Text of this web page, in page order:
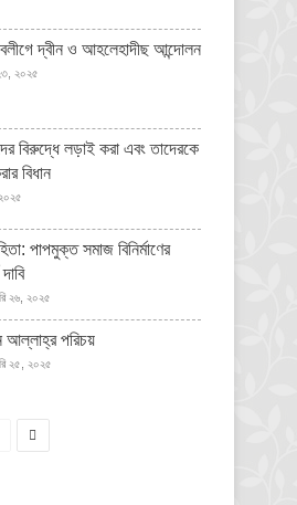
দ্বীন ও আহলেহাদীছ আন্দোলন
২০২৫
বিরুদ্ধে লড়াই করা এবং তাদেরকে
বিধান
পাপমুক্ত সমাজ বিনির্মাণের
২৬, ২০২৫
পরিচয়
২৫, ২০২৫